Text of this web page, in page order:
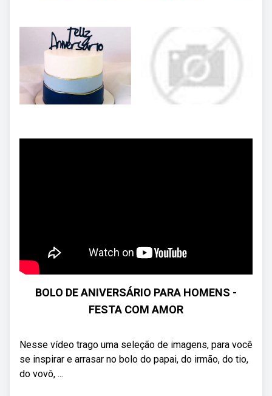
BOLO DE ANIVERSÁRIO PARA HOMENS -
FESTA COM AMOR
Nesse vídeo trago uma seleção de imagens, para você
se inspirar e arrasar no bolo do papai, do irmão, do tio,
do vovô, ...